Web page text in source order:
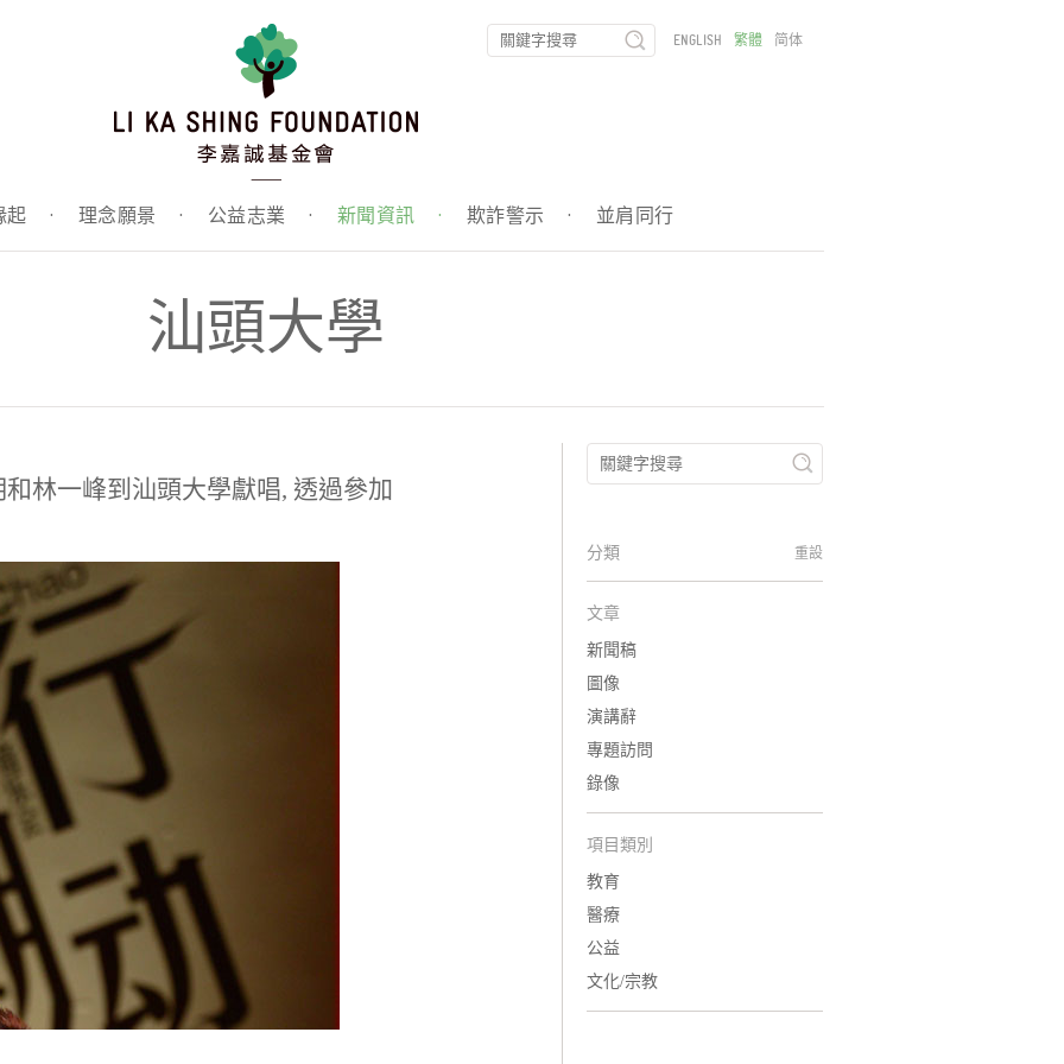
起 · 理念願景 · 公益志業 · 新聞資訊 · 欺詐警示 · 並肩同行
ENGLISH 繁體 简体
汕頭大學
林一峰到汕頭大學獻唱, 透過參加
分類 重設
文章
新聞稿
圖像
演講辭
專題訪問
錄像
項目類別
教育
醫療
公益
文化/宗教